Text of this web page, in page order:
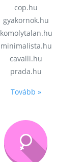
cop.hu
gyakornok.hu
komolytalan.hu
minimalista.hu
cavalli.hu
prada.hu
Tovább »